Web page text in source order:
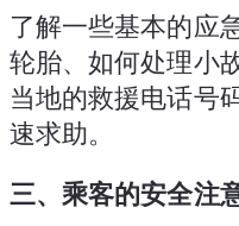
了解一些基本的应
轮胎、如何处理小
当地的救援电话号
速求助。
三、乘客的安全注